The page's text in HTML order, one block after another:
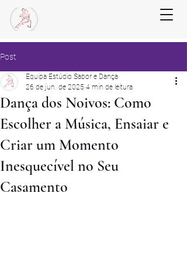
Post
Dança dos Noivos: Como
Escolher a Música, Ensaiar e
Criar um Momento
Inesquecível no Seu
Casamento
Equipa Estúdio Sabor e Dança
26 de jun. de 2025 4 min de leitura